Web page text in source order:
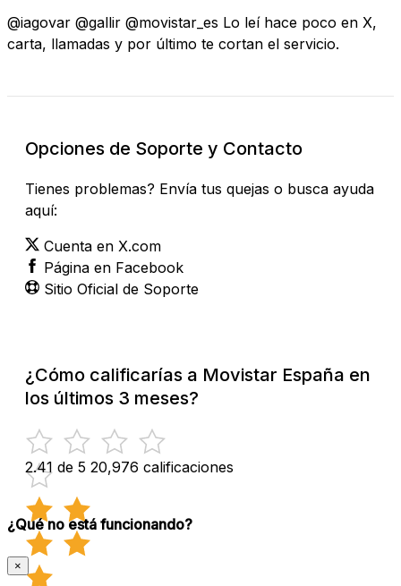
@iagovar @gallir @movistar_es Lo leí hace poco en X,
carta, llamadas y por último te cortan el servicio.
Opciones de Soporte y Contacto
Tienes problemas? Envía tus quejas o busca ayuda
aquí:
Cuenta en X.com
Página en Facebook
Sitio Oficial de Soporte
¿Cómo calificarías a Movistar España en
los últimos 3 meses?
2.41 de 5 20,976 calificaciones
¿Qué no está funcionando?
×